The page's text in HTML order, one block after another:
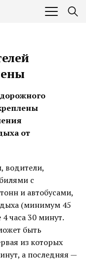
от
водители,
с
и автобусами,
(минимум 45
часа 30 минут.
быть
из которых
а последняя —